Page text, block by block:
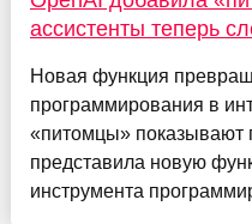
ассистенты теперь
Новая функция
программирования в
«питомцы» показывают
представила новую
инструмента